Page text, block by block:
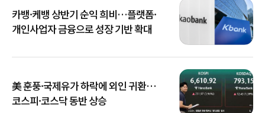
카뱅·케뱅 상반기 순익 희비…플랫폼·
개인사업자 금융으로 성장 기반 확대
美 훈풍·국제유가 하락에 외인 귀환…
코스피·코스닥 동반 상승